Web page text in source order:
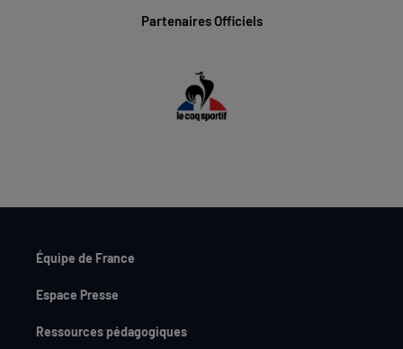
Partenaires Officiels
Équipe de France
Espace Presse
Ressources pédagogiques